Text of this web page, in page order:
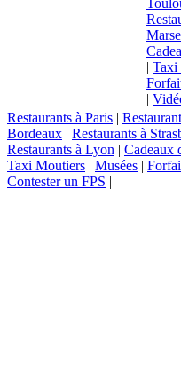
| Taxi
|
Restaurants à Paris |
Bordeaux | Restaurants à
Restaurants à Lyon | Cadeaux
Taxi Moutiers | Musées |
Contester un FPS |